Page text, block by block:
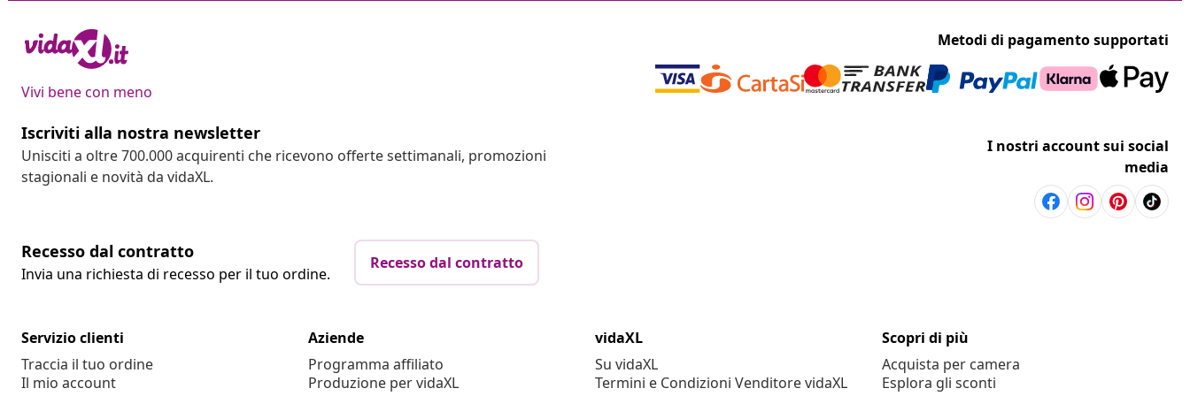
Vivi bene con meno
Metodi di pagamento supportati
Iscriviti alla nostra newsletter
Unisciti a oltre 700.000 acquirenti che ricevono offerte settimanali, promozioni
stagionali e novità da vidaXL.
I nostri account sui social
media
Recesso dal contratto
Invia una richiesta di recesso per il tuo ordine.
Recesso dal contratto
Servizio clienti
Traccia il tuo ordine
Il mio account
Aziende
Programma affiliato
Produzione per vidaXL
vidaXL
Su vidaXL
Termini e Condizioni Venditore vidaXL
Scopri di più
Acquista per camera
Esplora gli sconti